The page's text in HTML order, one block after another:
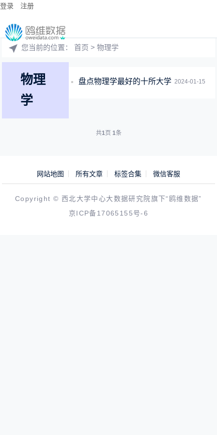
登录 注册
您当前的位置：首页 > 物理学
物理
学
2024-01-15
盘点物理学最好的十所大学
共1页 1条
网站地图 所有文章 标签合集 微信客服
Copyright © 西北大学中心大数据研究院旗下“鸥维数据”
京ICP备17065155号-6